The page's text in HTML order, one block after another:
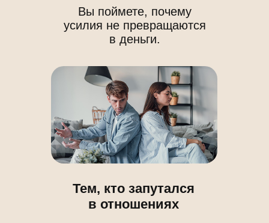
Тем, кто хочет
Вы обретете твердый инструмент для
консультирования и помощи людям
Тем, кто ищет себя
Вы получите «паспорт»
своих талантов и сильных